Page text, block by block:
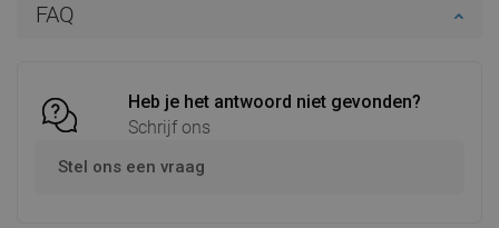
FAQ
Heb je het antwoord niet gevonden?
Schrijf ons
Stel ons een vraag